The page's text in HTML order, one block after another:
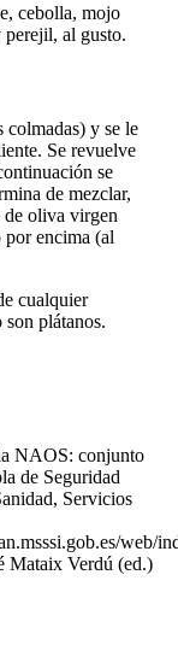
cebolla, mojo
al gusto.
colmadas) y se le
Se revuelve
se
de mezclar,
de oliva virgen
encima (al
cualquier
plátanos.
NAOS: conjunto
de Seguridad
Servicios
web/
Mataix Verdú (ed.)